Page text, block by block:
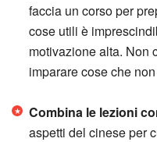
faccia un corso per
cose utili è
motivazione alta. Non
imparare cose che
Combina le lezioni
aspetti del cinese per